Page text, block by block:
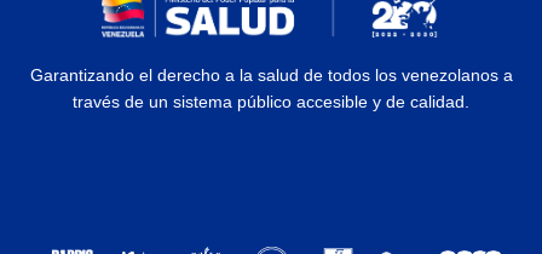
Garantizando el derecho a la salud de todos los venezolanos a
través de un sistema público accesible y de calidad.